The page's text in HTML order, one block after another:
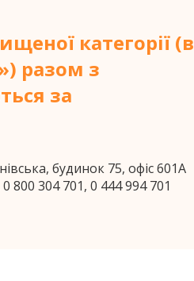
категорії (в
разом з
за
будинок 75, офіс 601А
0 800 304 701, 0 444 994 701